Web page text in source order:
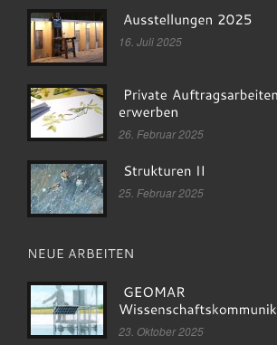
16. Juli 2025
26. Februar 2025
25. Februar 2025
23. Oktober 2025